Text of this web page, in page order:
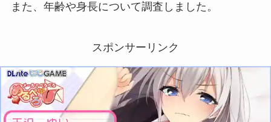
また、年齢や身長について調査しました。
スポンサーリンク